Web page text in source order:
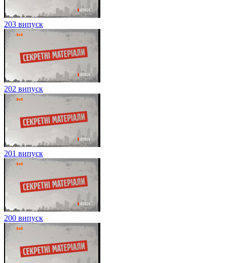
203 випуск
202 випуск
201 випуск
200 випуск